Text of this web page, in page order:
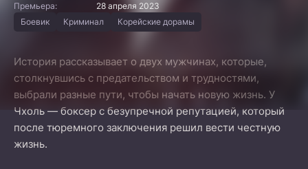
Премьера:
28 апреля 2023
Боевик
Криминал Корейские дорамы
История рассказывает о двух мужчинах, которые,
столкнувшись с предательством и трудностями,
выбрали разные пути, чтобы начать новую жизнь. У
Чхоль — боксер с безупречной репутацией, который
после тюремного заключения решил вести честную
жизнь.